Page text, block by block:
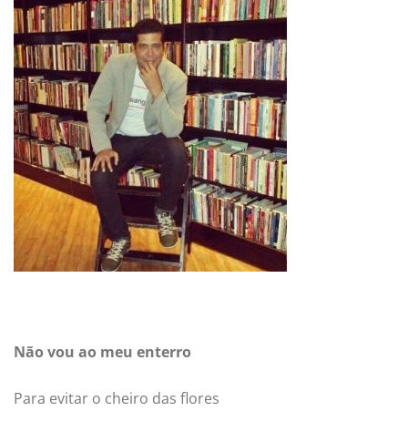
Não vou ao meu enterro
Para evitar o cheiro das flores